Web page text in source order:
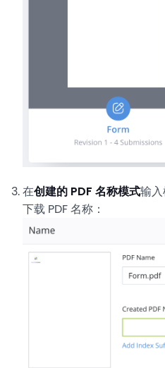
在创建的 PDF 名称模式输
下载 PDF 名称：